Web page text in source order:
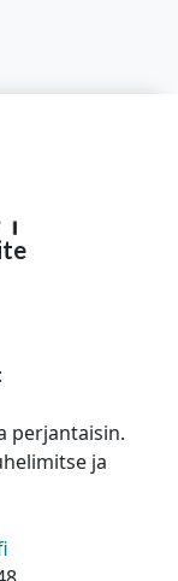
perjantaisin.
ja